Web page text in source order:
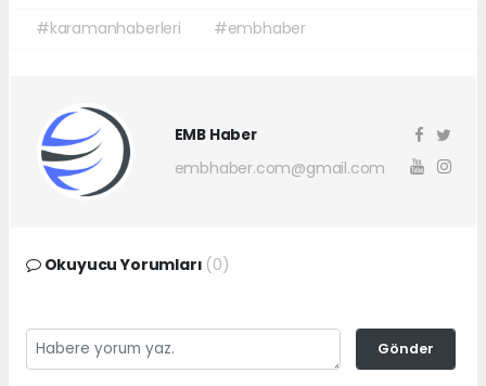
#karamanhaberleri #embhaber
EMB Haber
embhaber.com@gmail.com
Okuyucu Yorumları (0)
Gönder